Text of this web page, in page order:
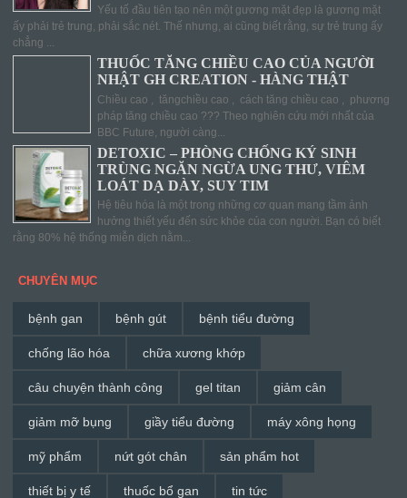
Yếu tố đầu tiên tạo nên một gương mặt đẹp là gương mặt
ấy phải trẻ trung, phải sắc nét. Thế nhưng, ai cũng biết rằng, sự trẻ trung ấy
chẳng ...
THUỐC TĂNG CHIỀU CAO CỦA NGƯỜI
NHẬT GH CREATION - HÀNG THẬT
Chiều cao , tăngchiều cao , cách tăng chiều cao , phương
pháp tăng chiều cao ??? Theo nghiên cứu mới nhất của
BBC Future, người càng...
DETOXIC – PHÒNG CHỐNG KÝ SINH
TRÙNG NGĂN NGỪA UNG THƯ, VIÊM
LOÁT DẠ DÀY, SUY TIM
Hệ tiêu hóa là một trong những cơ quan mang tầm ảnh
hưởng thiết yếu đến sức khỏe của con người. Bạn có biết
rằng 80% hệ thống miễn dịch nằm...
CHUYÊN MỤC
bệnh gan bệnh gút bệnh tiểu đường
chống lão hóa chữa xương khớp
câu chuyện thành công gel titan giảm cân
giảm mỡ bụng giầy tiểu đường máy xông họng
mỹ phẩm nứt gót chân sản phẩm hot
thiết bị y tế thuốc bổ gan tin tức